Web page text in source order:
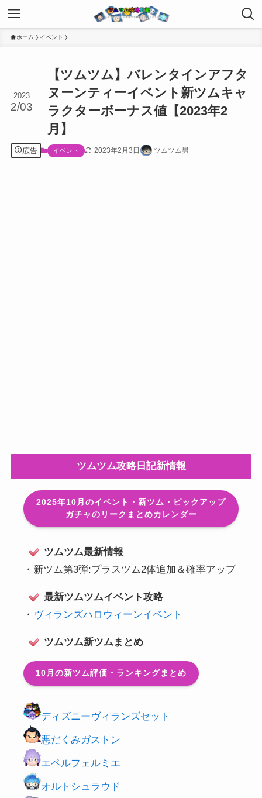
ホーム イベント
【ツムツム】バレンタインアフタ
ヌーンティーイベント新ツムキャ
ラクターボーナス値【2023年2
月】
2023
2/03
広告 イベント 2023年2月3日 ツムツム男
ツムツム攻略日記新情報
2025年10月のイベント・新ツム・ピックアップ
ガチャのリークまとめカレンダー
ツムツム最新情報
・ 新ツム第3弾:プラスツム2体追加＆確率アップ
最新ツムツムイベント攻略
・ ヴィランズハロウィーンイベント
ツムツム新ツムまとめ
10月の新ツム評価・ランキングまとめ
ディズニーヴィランズセット
悪だくみガストン
エペルフェルミエ
オルトシュラウド